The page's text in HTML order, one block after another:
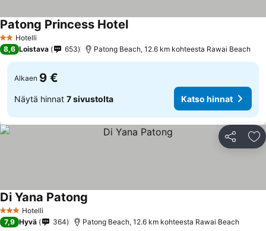
2 Tähtiluokitus
Hotelli
Patong Princess Hotel
8,6 Loistava 653 Patong Beach, 12.6 km kohteesta Rawai Beach
Alkaen 9 €
Näytä hinnat 7 sivustolta Katso hinnat
Jaa
3 Tähtiluokitus
Hotelli
Di Yana Patong
7,9 Hyvä 364 Patong Beach, 12.6 km kohteesta Rawai Beach